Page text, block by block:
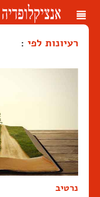
Toggle
רעיונות לפי :
נרטיב